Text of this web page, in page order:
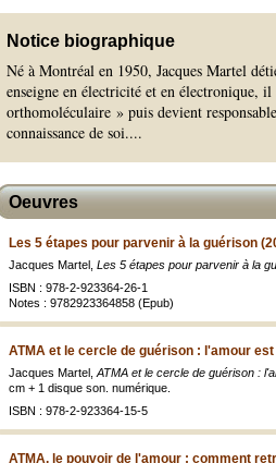
Notice biographique
Né à Montréal en 1950, Jacques Martel
enseigne en électricité et en électronique,
orthomoléculaire » puis devient
connaissance de soi....
Oeuvres
Les 5 étapes pour parvenir à la guérison
Jacques Martel, Les 5 étapes pour parvenir à la
ISBN : 978-2-923364-26-1
Notes : 9782923364858 (Epub)
ATMA et le cercle de guérison : l'amour
Jacques Martel, ATMA et le cercle de guérison :
cm + 1 disque son. numérique.
ISBN : 978-2-923364-15-5
ATMA, le pouvoir de l'amour : comment